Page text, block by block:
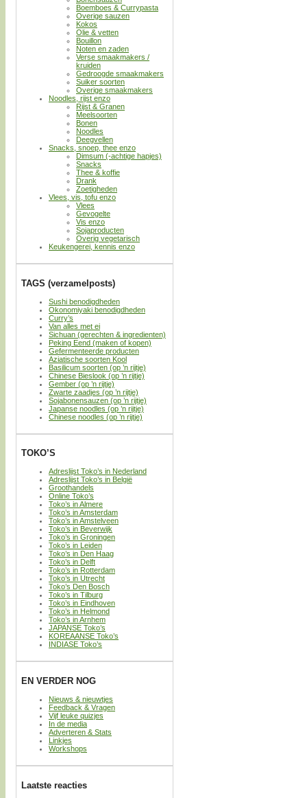
Boemboes & Currypasta
Overige sauzen
Kokos
Olie & vetten
Bouillon
Noten en zaden
Verse smaakmakers /
kruiden
Gedroogde smaakmakers
Suiker soorten
Overige smaakmakers
Noodles, rijst enzo
Rijst & Granen
Meelsoorten
Bonen
Noodles
Deegvellen
Snacks, snoep, thee enzo
Dimsum (-achtige hapjes)
Snacks
Thee & koffie
Drank
Zoetigheden
Vlees, vis, tofu enzo
Vlees
Gevogelte
Vis enzo
Sojaproducten
Overig vegetarisch
Keukengerei, kennis enzo
TAGS (verzamelposts)
Sushi benodigdheden
Okonomiyaki benodigdheden
Curry’s
Van alles met ei
Sichuan (gerechten & ingredienten)
Peking Eend (maken of kopen)
Gefermenteerde producten
Aziatische soorten Kool
Basilicum soorten (op ’n rijtje)
Chinese Bieslook (op ’n rijtje)
Gember (op ’n rijtje)
Zwarte zaadjes (op ’n rijtje)
Sojabonensauzen (op ’n rijtje)
Japanse noodles (op ’n rijtje)
Chinese noodles (op ’n rijtje)
TOKO’S
Adreslijst Toko’s in Nederland
Adreslijst Toko’s in België
Groothandels
Online Toko’s
Toko’s in Almere
Toko’s in Amsterdam
Toko’s in Amstelveen
Toko’s in Beverwijk
Toko’s in Groningen
Toko’s in Leiden
Toko’s in Den Haag
Toko’s in Delft
Toko’s in Rotterdam
Toko’s in Utrecht
Toko’s Den Bosch
Toko’s in Tilburg
Toko’s in Eindhoven
Toko’s in Helmond
Toko’s in Arnhem
JAPANSE Toko’s
KOREAANSE Toko’s
INDIASE Toko’s
EN VERDER NOG
Nieuws & nieuwtjes
Feedback & Vragen
Vijf leuke quizjes
In de media
Adverteren & Stats
Linkjes
Workshops
Laatste reacties